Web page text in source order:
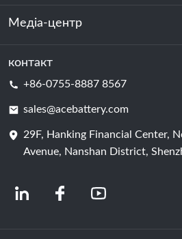
Стійкість
Зберігання енергії
Центр обробки даних та
Елемент батареї
Медіа-центр
Новини
контакт
+86-0755-8887 8567
sales@acebattery.com
29F, Hanking Financial Center,
Avenue, Nanshan District,